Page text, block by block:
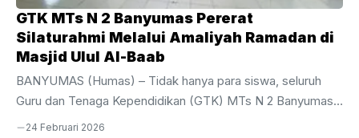
GTK MTs N 2 Banyumas Pererat
Silaturahmi Melalui Amaliyah Ramadan di
Masjid Ulul Al-Baab
BANYUMAS (Humas) – Tidak hanya para siswa, seluruh
Guru dan Tenaga Kependidikan (GTK) MTs N 2 Banyumas
juga turut aktif menyemarakkan bulan suci melalui rangkaian
24 Februari 2026